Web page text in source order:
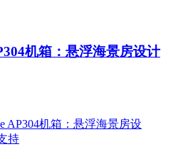
机箱：悬浮海景房设计